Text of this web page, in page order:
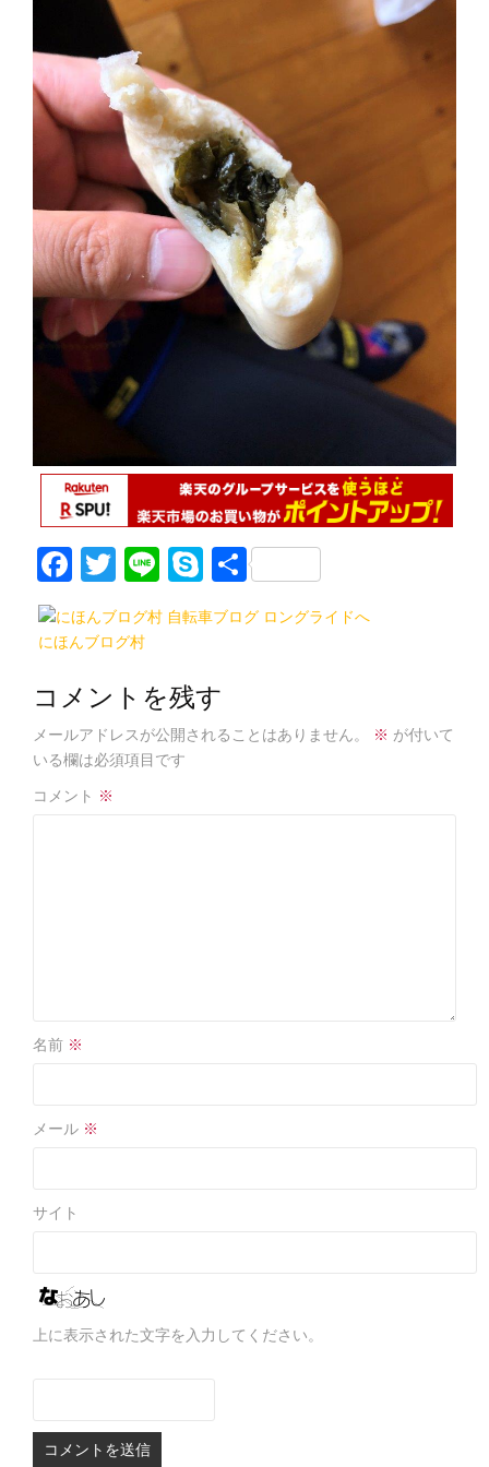
F
a
c
b
o
o
k
T
w
itt
Li
n
e
S
k
y
e
共
有
にほんブログ村
コメントを残す
メールアドレスが公開されることはありません。 ※ が付いて
いる欄は必須項目です
コメント ※
名前 ※
メール ※
サイト
上に表示された文字を入力してください。